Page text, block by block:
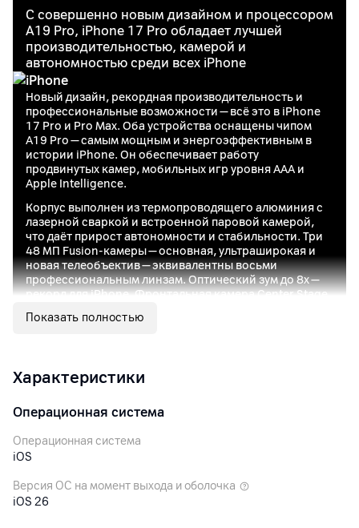
С совершенно новым дизайном и процессором
A19 Pro, iPhone 17 Pro обладает лучшей
производительностью, камерой и
автономностью среди всех iPhone
Новый дизайн, рекордная производительность и
профессиональные возможности — всё это в iPhone
17 Pro и Pro Max. Оба устройства оснащены чипом
A19 Pro — самым мощным и энергоэффективным в
истории iPhone. Он обеспечивает работу
продвинутых камер, мобильных игр уровня AAA и
Apple Intelligence.
Корпус выполнен из термопроводящего алюминия с
лазерной сваркой и встроенной паровой камерой,
что даёт прирост автономности и стабильности. Три
48 МП Fusion-камеры — основная, ультраширокая и
новая телеобъектив — эквивалентны восьми
профессиональным линзам. Оптический зум до 8x —
рекорд для iPhone. Фронтальная камера Center Stage
теперь защищает не только экран, но и заднюю
панель, обеспечивая в 3 раза лучшую устойчивость
Показать полностью
Характеристики
Операционная система
Операционная система
iOS
Версия ОС на момент выхода и оболочка
iOS 26